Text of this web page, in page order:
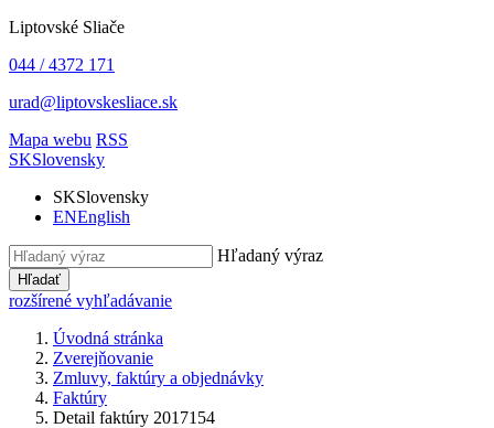
Liptovské Sliače
044 / 4372 171
urad@liptovskesliace.sk
Mapa webu RSS
SKSlovensky
SKSlovensky
ENEnglish
Hľadaný výraz
Hľadať
rozšírené vyhľadávanie
Úvodná stránka
Zverejňovanie
Zmluvy, faktúry a objednávky
Faktúry
Detail faktúry 2017154